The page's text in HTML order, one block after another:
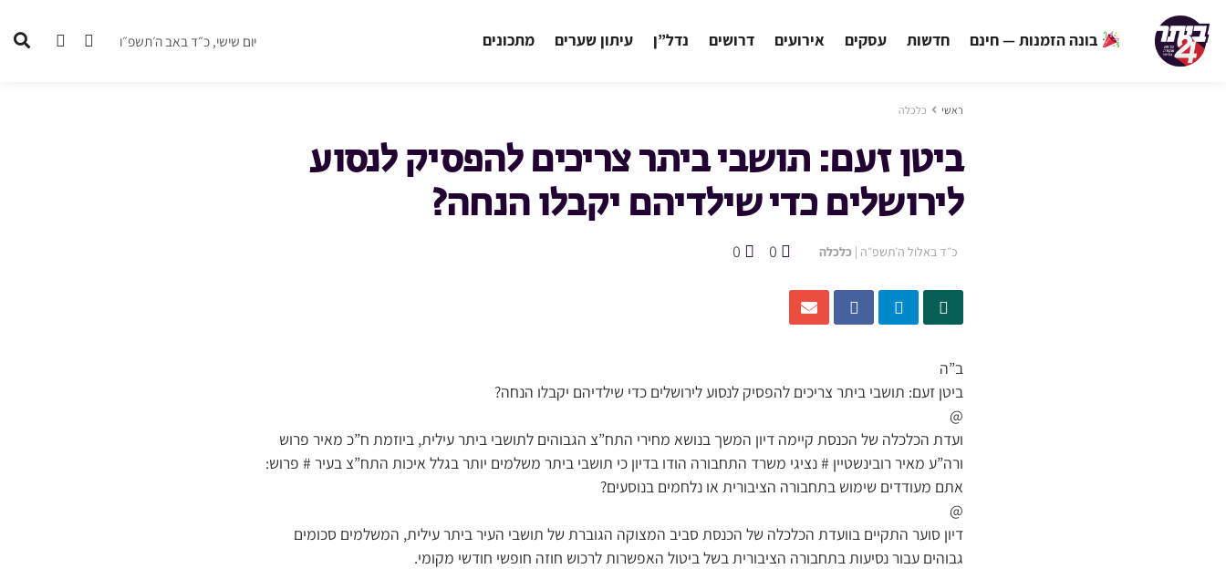
בונה הזמנות — חינם חדשות עסקים אירועים דרושים נדל”ן עיתון שערים מתכונים יום שישי, כ״ד באב ה׳תשפ״ו
ראשי כלכלה
ביטן זעם: תושבי ביתר צריכים להפסיק לנסוע
לירושלים כדי שילדיהם יקבלו הנחה?
כ״ד באלול ה׳תשפ״ה | כלכלה 0
0
ב”ה
ביטן זעם: תושבי ביתר צריכים להפסיק לנסוע לירושלים כדי שילדיהם יקבלו הנחה?
@
ועדת הכלכלה של הכנסת קיימה דיון המשך בנושא מחירי התח”צ הגבוהים לתושבי ביתר עילית, ביוזמת ח”כ מאיר פרוש
ורה”ע מאיר רובינשטיין # נציגי משרד התחבורה הודו בדיון כי תושבי ביתר משלמים יותר בגלל איכות התח”צ בעיר # פרוש:
אתם מעודדים שימוש בתחבורה הציבורית או נלחמים בנוסעים?
@
דיון סוער התקיים בוועדת הכלכלה של הכנסת סביב המצוקה הגוברת של תושבי העיר ביתר עילית, המשלמים סכומים
גבוהים עבור נסיעות בתחבורה הציבורית בשל ביטול האפשרות לרכוש חוזה חופשי חודשי מקומי.